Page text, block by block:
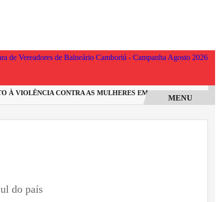
CONTRA AS MULHERES EM SANTA CATARINA
MENU
do país